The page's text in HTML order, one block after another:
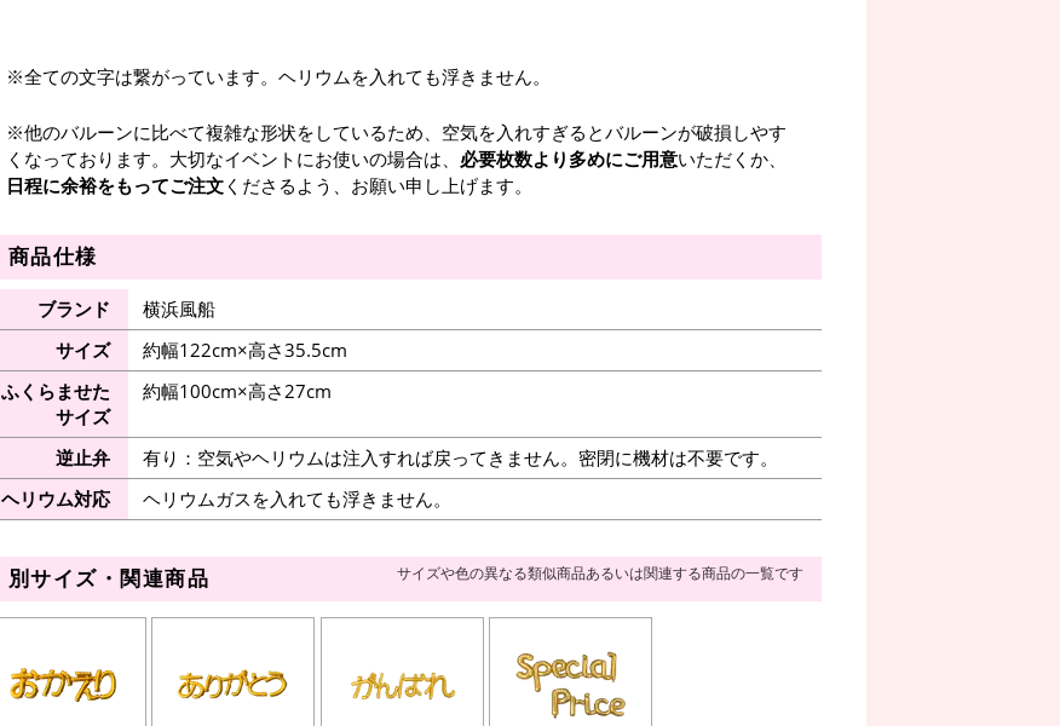
※全ての文字は繋がっています。ヘリウムを入れても浮きません。
※他のバルーンに比べて複雑な形状をしているため、空気を入れすぎるとバルーンが破損しやす
くなっております。大切なイベントにお使いの場合は、 必要枚数より多めにご用意いただくか、
日程に余裕をもってご注文 くださるよう、お願い申し上げます。
商品仕様
ブランド
横浜風船
サイズ
約幅122cm×高さ35.5cm
ふくらませた
サイズ
約幅100cm×高さ27cm
逆止弁
有り：空気やヘリウムは注入すれば戻ってきません。密閉に機材は不要です。
ヘリウム対応
ヘリウムガスを入れても浮きません。
別サイズ・関連商品 サイズや色の異なる類似商品あるいは関連する商品の一覧です